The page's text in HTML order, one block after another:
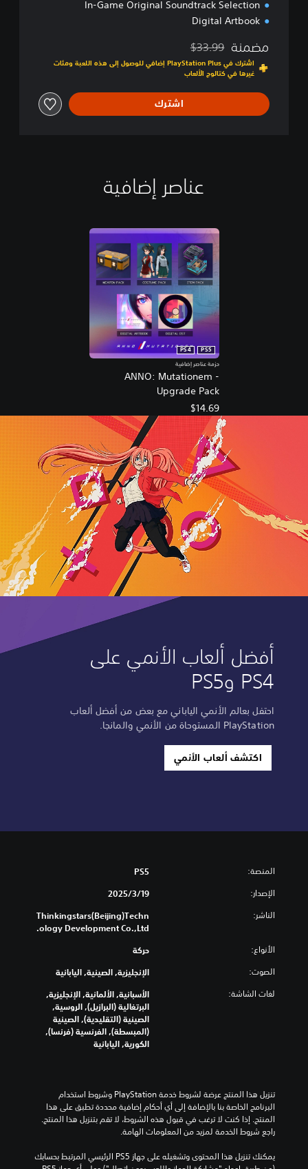
In-Game Original Soundtrack Selection
Digital Artbook
مضمنة مخصوم من السعر الأصلي البالغ $33.99‏
$33.99
اشترك في PlayStation Plus إضافي للوصول إلى هذه اللعبة ومئات
غيرها في كتالوج الألعاب
اشترك
عناصر إضافية
ANNO: Mutationem -
Upgrade Pack
PS5
PS4
حزمة عناصر إضافية
$14.69
أفضل ألعاب الأنمي على
PS4 وPS5
احتفل بعالم الأنمي الياباني مع بعض من أفضل ألعاب
PlayStation المستوحاة من الأنمي والمانجا.
اكتشف ألعاب الأنمي
المنصة: PS5
الإصدار: 19‏/3‏/2025
الناشر:
Thinkingstars(Beijing)Techn
ology Development Co.,Ltd.
الأنواع: حركة
الصوت: الإنجليزية, الصينية, اليابانية
لغات الشاشة:
الأسبانية, الألمانية, الإنجليزية,
البرتغالية (البرازيل), الروسية,
الصينية (التقليدية), الصينية
(المبسطة), الفرنسية (فرنسا),
الكورية, اليابانية
تنزيل هذا المنتج عرضة لشروط خدمة‫ PlayStation وشروط استخدام
البرنامج الخاصة بنا بالإضافة إلى أي أحكام إضافية محددة تطبق على هذا
المنتج. إذا كنت لا ترغب في قبول هذه الشروط، لا تقم بتنزيل هذا المنتج.
راجع شروط الخدمة لمزيد من المعلومات الهامة.
يمكنك تنزيل هذا المحتوى وتشغيله على جهاز PS5 الرئيسي المرتبط بحسابك